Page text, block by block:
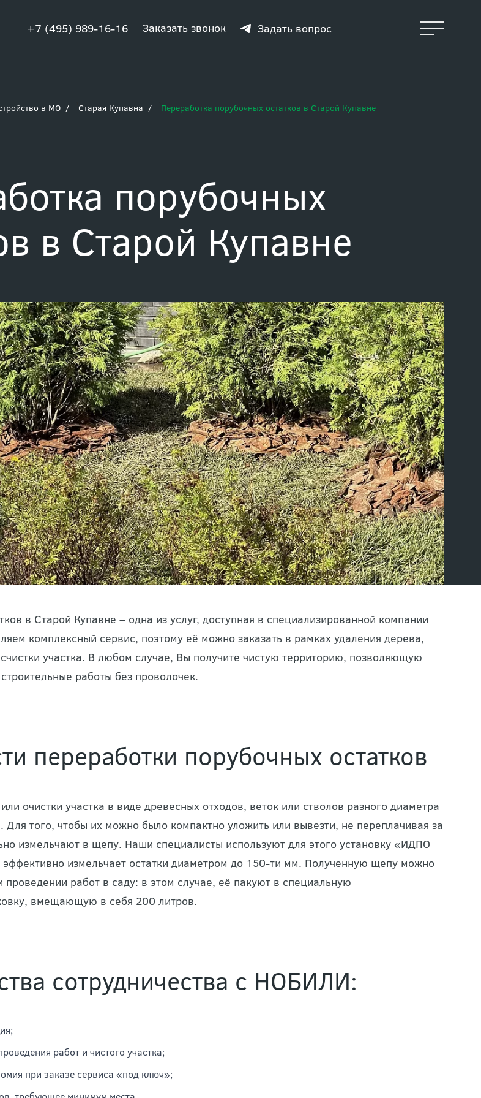
+7 (495) 989-16-16 Заказать звонок Задать вопрос
в МО Старая Купавна Переработка порубочных остатков в Старой Купавне
порубочных
в Старой Купавне
в Старой Купавне – одна из услуг, доступная в специализированной компании
комплексный сервис, поэтому её можно заказать в рамках удаления дерева,
участка. В любом случае, Вы получите чистую территорию, позволяющую
работы без проволочек.
переработки порубочных остатков
очистки участка в виде древесных отходов, веток или стволов разного диаметра
того, чтобы их можно было компактно уложить или вывезти, не переплачивая за
измельчают в щепу. Наши специалисты используют для этого установку «ИДПО
эффективно измельчает остатки диаметром до 150-ти мм. Полученную щепу можно
проведении работ в саду: в этом случае, её пакуют в специальную
вмещающую в себя 200 литров.
сотрудничества с НОБИЛИ:
работ и чистого участка;
при заказе сервиса «под ключ»;